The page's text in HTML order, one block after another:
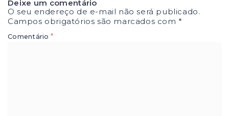
Deixe um comentário
O seu endereço de e-mail não será publicado.
Campos obrigatórios são marcados com*
Comentário *